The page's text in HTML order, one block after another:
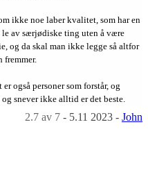
ikke noe laber kvalitet, som har en
le av særjødiske ting uten å være
og da skal man ikke legge så altfor
fremmer.
også personer som forstår, og
snever ikke alltid er det beste.
2.7 av 7 - 5.11 2023 - John